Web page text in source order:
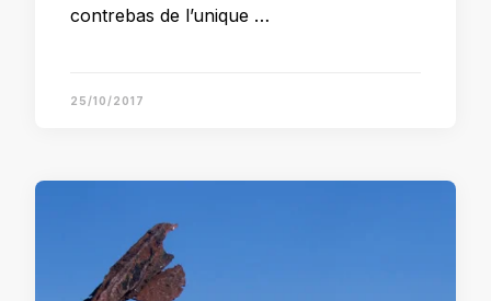
contrebas de l’unique …
25/10/2017